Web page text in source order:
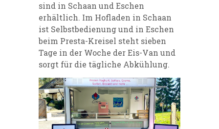
sind in Schaan und Eschen
erhältlich. Im Hofladen in Schaan
ist Selbstbedienung und in Eschen
beim Presta-Kreisel steht sieben
Tage in der Woche der Eis-Van und
sorgt für die tägliche Abkühlung.